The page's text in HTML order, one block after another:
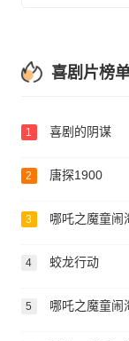
喜剧片榜
1 喜剧的阴谋
2 唐探1900
3 哪吒之魔童闹
4 蛟龙行动
5 哪吒之魔童闹